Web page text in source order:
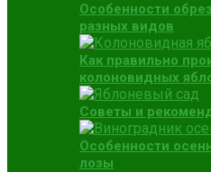
Особенности
разных видов
Как правильно
колоновидных
Советы и
Особенности
лозы